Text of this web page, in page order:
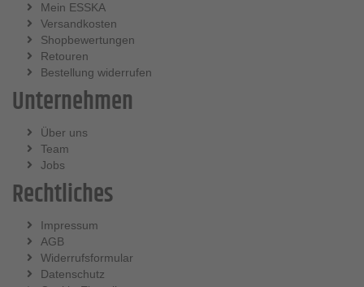
Mein ESSKA
Versandkosten
Shopbewertungen
Retouren
Bestellung widerrufen
Unternehmen
Über uns
Team
Jobs
Rechtliches
Impressum
AGB
Widerrufsformular
Datenschutz